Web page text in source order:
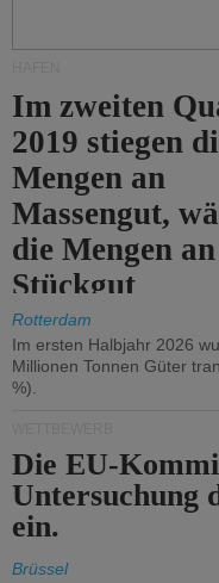
Im zweiten
2019 stiegen
Mengen an
Massengut,
die Mengen an
Stückgut
zurückgingen.
Rotterdam
Im ersten Halbjahr 2026
Millionen Tonnen Güter
%).
Die EU-
Untersuchung
ein.
Brüssel